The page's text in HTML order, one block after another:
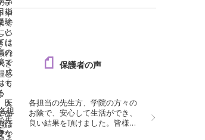
保護者の声
各担当の先生方、学院の方々の
お陰で、安心して生活ができ、
良い結果を頂けました。皆様、